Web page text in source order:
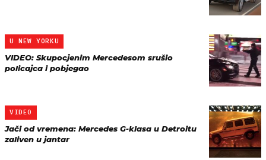
U NEW YORKU
VIDEO: Skupocjenim Mercedesom srušio
policajca i pobjegao
VIDEO
Jači od vremena: Mercedes G-klasa u Detroitu
zaliven u jantar